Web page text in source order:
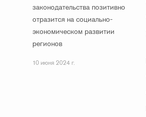
законодательства позитивно
отразится на социально-
экономическом развитии
регионов
10 июня 2024 г.